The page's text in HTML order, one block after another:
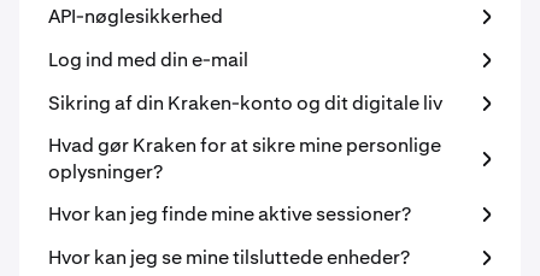
API-nøglesikkerhed
Log ind med din e-mail
Sikring af din Kraken-konto og dit digitale liv
Hvad gør Kraken for at sikre mine personlige
oplysninger?
Hvor kan jeg finde mine aktive sessioner?
Hvor kan jeg se mine tilsluttede enheder?